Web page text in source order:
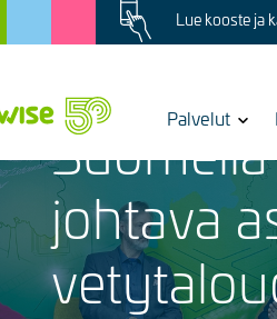
Image Lue kooste ja
Show
for
Palvelut
25.4.2024
johtava